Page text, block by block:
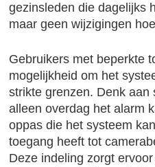
gezinsleden die dagelijks
maar geen wijzigingen
Gebruikers met beperkte
mogelijkheid om het
strikte grenzen. Denk
alleen overdag het alarm
oppas die het systeem
toegang heeft tot
Deze indeling zorgt